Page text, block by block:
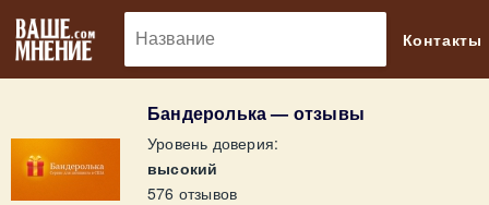
Контакты
Бандеролька — отзывы
Уровень доверия:
высокий
576 отзывов